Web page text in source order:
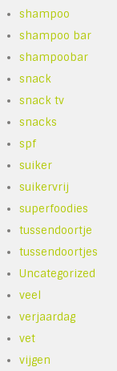
shampoo
shampoo bar
shampoobar
snack
snack tv
snacks
spf
suiker
suikervrij
superfoodies
tussendoortje
tussendoortjes
Uncategorized
veel
verjaardag
vet
vijgen